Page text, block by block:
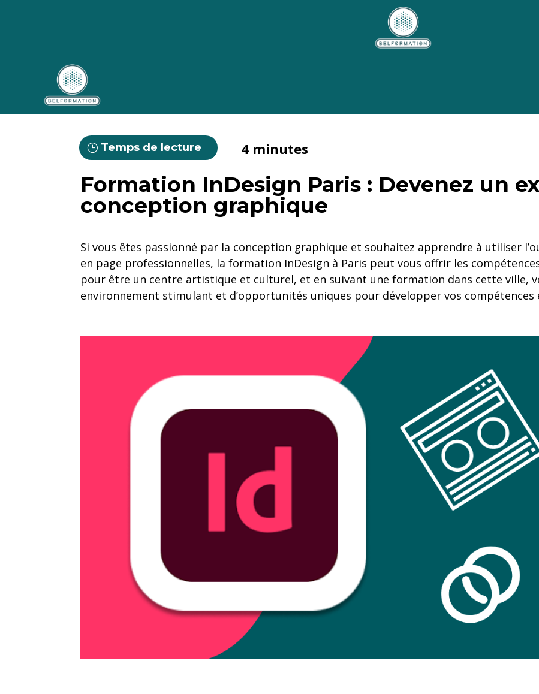
Temps de lecture 4 minutes
Formation InDesign Paris : Devenez un
conception graphique
Si vous êtes passionné par la conception graphique et souhaitez apprendre à utiliser
en page professionnelles, la formation InDesign à Paris peut vous offrir les
pour être un centre artistique et culturel, et en suivant une formation dans cette ville,
environnement stimulant et d’opportunités uniques pour développer vos compétences